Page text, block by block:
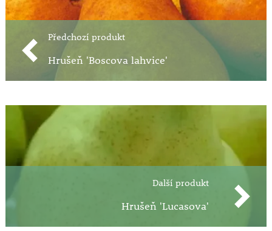
Předchozí produkt
Hrušeň 'Boscova lahvice'
Další produkt
Hrušeň 'Lucasova'